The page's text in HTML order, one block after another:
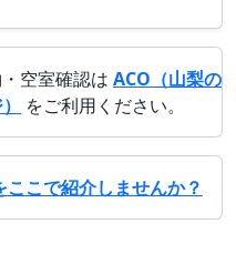
空室確認は ACO（山梨の
をご利用ください。
こで紹介しませんか？